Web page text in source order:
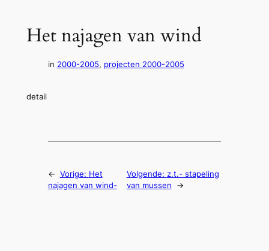
Het najagen van wind
in 2000-2005, projecten 2000-2005
detail
← Vorige: Het
najagen van wind-
Volgende: z.t.- stapeling
van mussen
→